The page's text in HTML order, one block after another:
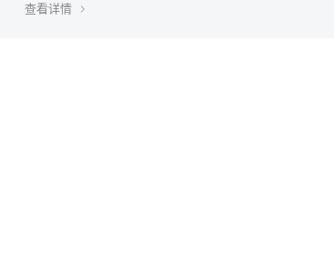
查看详情